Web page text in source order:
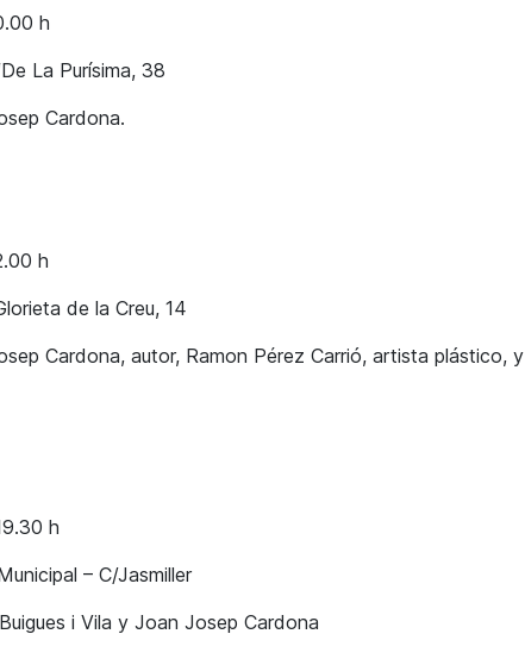
h
La Purísima, 38
Cardona.
h
de la Creu, 14
Cardona, autor, Ramon Pérez Carrió, artista plástico,
h
– C/Jasmiller
i Vila y Joan Josep Cardona